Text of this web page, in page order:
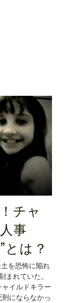
チャ
事
とは？
を恐怖に陥れ
まれていた。
イルドキラー
にならなかっ